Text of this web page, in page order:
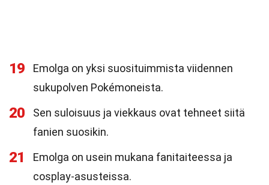
19
Emolga on yksi suosituimmista viidennen
sukupolven Pokémoneista.
20
Sen suloisuus ja viekkaus ovat tehneet siitä
fanien suosikin.
21
Emolga on usein mukana fanitaiteessa ja
cosplay-asusteissa.